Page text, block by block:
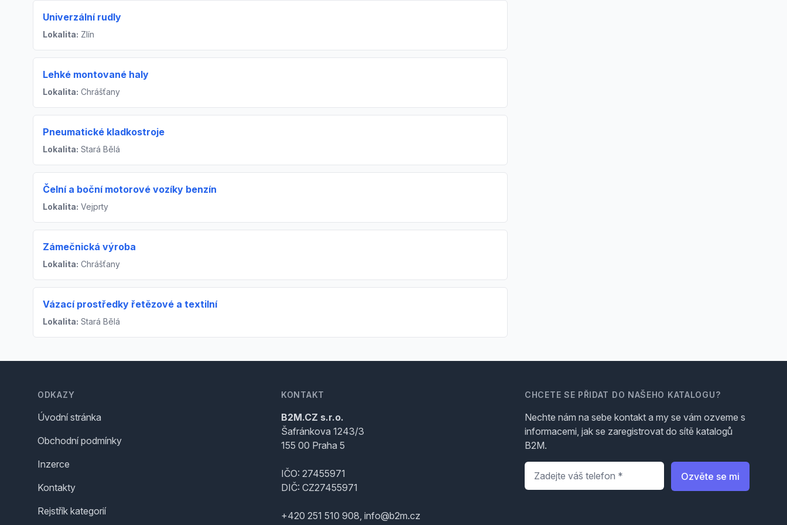
Univerzální rudly
Lokalita: Zlín
Lehké montované haly
Lokalita: Chrášťany
Pneumatické kladkostroje
Lokalita: Stará Bělá
Čelní a boční motorové vozíky benzín
Lokalita: Vejprty
Zámečnická výroba
Lokalita: Chrášťany
Vázací prostředky řetězové a textilní
Lokalita: Stará Bělá
ODKAZY
Úvodní stránka
Obchodní podmínky
Inzerce
Kontakty
Rejstřík kategorií
KONTAKT
B2M.CZ s.r.o.
Šafránkova 1243/3
155 00 Praha 5
IČO: 27455971
DIČ: CZ27455971
+420 251 510 908, info@b2m.cz
CHCETE SE PŘIDAT DO NAŠEHO KATALOGU?
Nechte nám na sebe kontakt a my se vám ozveme s
informacemi, jak se zaregistrovat do sítě katalogů
B2M.
Telefon
Ozvěte se mi